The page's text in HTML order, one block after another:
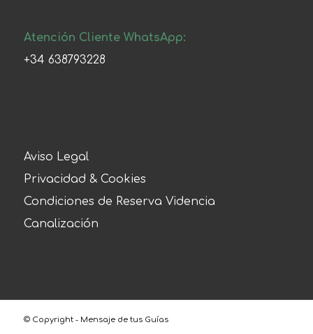
Atención Cliente WhatsApp:
+34 638793228
Aviso Legal
Privacidad & Cookies
Condiciones de Reserva Videncia
Canalización
© Copyright - Mensaje de tus Guías